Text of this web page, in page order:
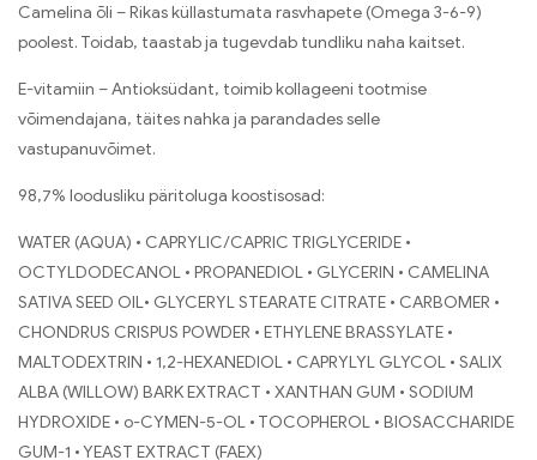
Camelina õli – Rikas küllastumata rasvhapete (Omega 3-6-9)
poolest. Toidab, taastab ja tugevdab tundliku naha kaitset.
E-vitamiin – Antioksüdant, toimib kollageeni tootmise
võimendajana, täites nahka ja parandades selle
vastupanuvõimet.
98,7% loodusliku päritoluga koostisosad:
WATER (AQUA) • CAPRYLIC/CAPRIC TRIGLYCERIDE •
OCTYLDODECANOL • PROPANEDIOL • GLYCERIN • CAMELINA
SATIVA SEED OIL• GLYCERYL STEARATE CITRATE • CARBOMER •
CHONDRUS CRISPUS POWDER • ETHYLENE BRASSYLATE •
MALTODEXTRIN • 1,2-HEXANEDIOL • CAPRYLYL GLYCOL • SALIX
ALBA (WILLOW) BARK EXTRACT • XANTHAN GUM • SODIUM
HYDROXIDE • o-CYMEN-5-OL • TOCOPHEROL • BIOSACCHARIDE
GUM-1 • YEAST EXTRACT (FAEX)